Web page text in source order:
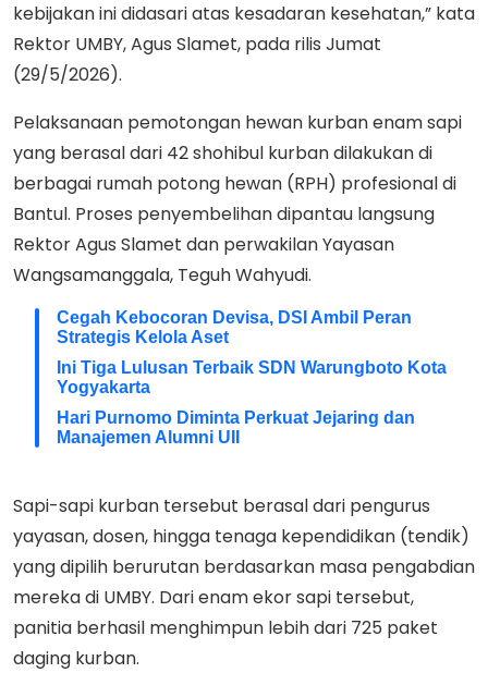
kebijakan ini didasari atas kesadaran kesehatan,” kata
Rektor UMBY, Agus Slamet, pada rilis Jumat
(29/5/2026).
Pelaksanaan pemotongan hewan kurban enam sapi
yang berasal dari 42 shohibul kurban dilakukan di
berbagai rumah potong hewan (RPH) profesional di
Bantul. Proses penyembelihan dipantau langsung
Rektor Agus Slamet dan perwakilan Yayasan
Wangsamanggala, Teguh Wahyudi.
Cegah Kebocoran Devisa, DSI Ambil Peran
Strategis Kelola Aset
Ini Tiga Lulusan Terbaik SDN Warungboto Kota
Yogyakarta
Hari Purnomo Diminta Perkuat Jejaring dan
Manajemen Alumni UII
Sapi-sapi kurban tersebut berasal dari pengurus
yayasan, dosen, hingga tenaga kependidikan (tendik)
yang dipilih berurutan berdasarkan masa pengabdian
mereka di UMBY. Dari enam ekor sapi tersebut,
panitia berhasil menghimpun lebih dari 725 paket
daging kurban.